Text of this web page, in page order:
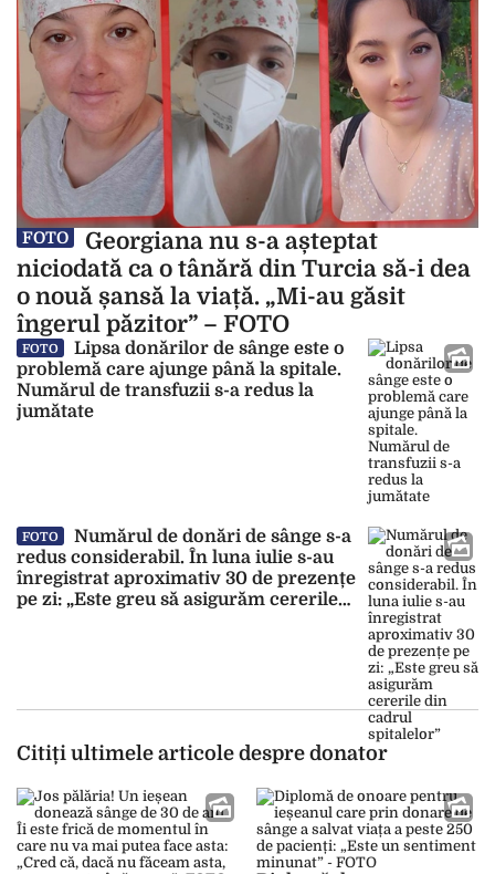
FOTO
Georgiana nu s-a așteptat
niciodată ca o tânără din Turcia să-i dea
o nouă șansă la viață. „Mi-au găsit
îngerul păzitor” – FOTO
FOTO
Lipsa donărilor de sânge este o
problemă care ajunge până la spitale.
Numărul de transfuzii s-a redus la
jumătate
FOTO
Numărul de donări de sânge s-a
redus considerabil. În luna iulie s-au
înregistrat aproximativ 30 de prezențe
pe zi: „Este greu să asigurăm cererile
Citiți ultimele articole despre donator